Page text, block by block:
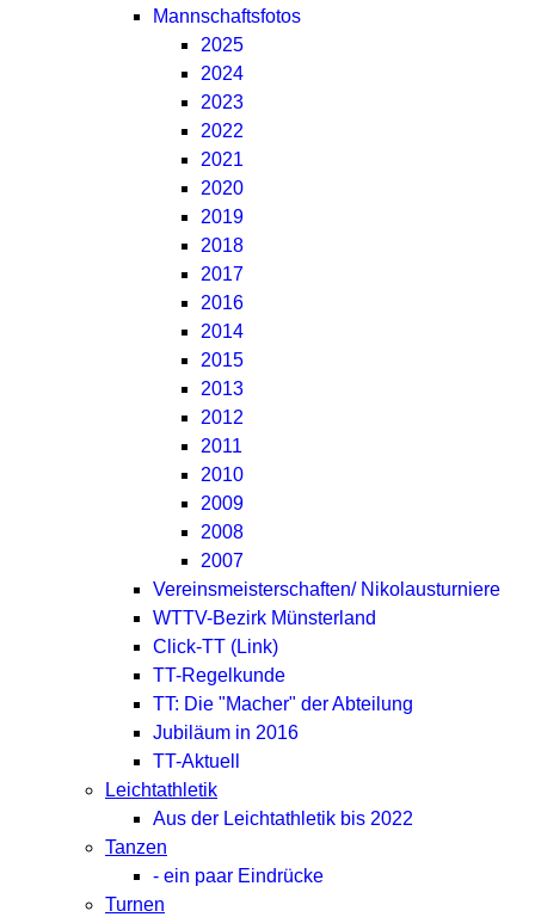
Mannschaftsfotos
2025
2024
2023
2022
2021
2020
2019
2018
2017
2016
2014
2015
2013
2012
2011
2010
2009
2008
2007
Vereinsmeisterschaften/ Nikolausturniere
WTTV-Bezirk Münsterland
Click-TT (Link)
TT-Regelkunde
TT: Die "Macher" der Abteilung
Jubiläum in 2016
TT-Aktuell
Leichtathletik
Aus der Leichtathletik bis 2022
Tanzen
- ein paar Eindrücke
Turnen